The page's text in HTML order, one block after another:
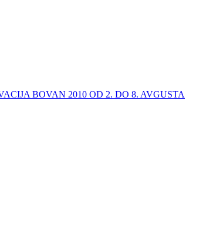
BOVAN 2010 OD 2. DO 8. AVGUSTA